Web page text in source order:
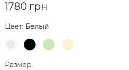
1780 грн
Цвет: Белый
Размер: